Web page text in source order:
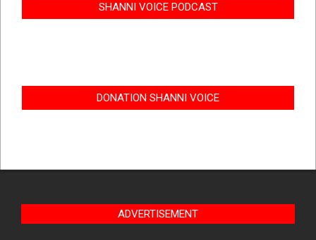
SHANNI VOICE PODCAST
DONATION SHANNI VOICE
ADVERTISEMENT